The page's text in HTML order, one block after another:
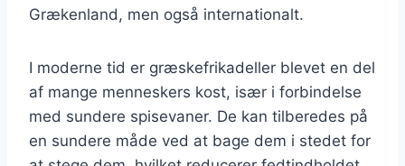
Grækenland, men også internationalt.
I moderne tid er græskefrikadeller blevet en del
af mange menneskers kost, især i forbindelse
med sundere spisevaner. De kan tilberedes på
en sundere måde ved at bage dem i stedet for